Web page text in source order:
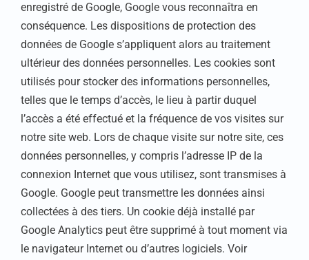
enregistré de Google, Google vous reconnaîtra en
conséquence. Les dispositions de protection des
données de Google s’appliquent alors au traitement
ultérieur des données personnelles. Les cookies sont
utilisés pour stocker des informations personnelles,
telles que le temps d’accès, le lieu à partir duquel
l’accès a été effectué et la fréquence de vos visites sur
notre site web. Lors de chaque visite sur notre site, ces
données personnelles, y compris l’adresse IP de la
connexion Internet que vous utilisez, sont transmises à
Google. Google peut transmettre les données ainsi
collectées à des tiers. Un cookie déjà installé par
Google Analytics peut être supprimé à tout moment via
le navigateur Internet ou d’autres logiciels. Voir